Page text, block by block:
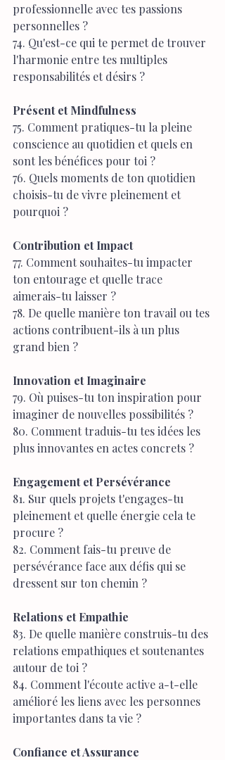
professionnelle avec tes passions
personnelles ?
74. Qu'est-ce qui te permet de trouver
l'harmonie entre tes multiples
responsabilités et désirs ?
Présent et Mindfulness
75. Comment pratiques-tu la pleine
conscience au quotidien et quels en
sont les bénéfices pour toi ?
76. Quels moments de ton quotidien
choisis-tu de vivre pleinement et
pourquoi ?
Contribution et Impact
77. Comment souhaites-tu impacter
ton entourage et quelle trace
aimerais-tu laisser ?
78. De quelle manière ton travail ou tes
actions contribuent-ils à un plus
grand bien ?
Innovation et Imaginaire
79. Où puises-tu ton inspiration pour
imaginer de nouvelles possibilités ?
80. Comment traduis-tu tes idées les
plus innovantes en actes concrets ?
Engagement et Persévérance
81. Sur quels projets t'engages-tu
pleinement et quelle énergie cela te
procure ?
82. Comment fais-tu preuve de
persévérance face aux défis qui se
dressent sur ton chemin ?
Relations et Empathie
83. De quelle manière construis-tu des
relations empathiques et soutenantes
autour de toi ?
84. Comment l'écoute active a-t-elle
amélioré les liens avec les personnes
importantes dans ta vie ?
Confiance et Assurance